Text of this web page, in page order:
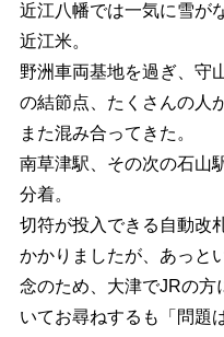
近江八幡では一気に雪が
近江米。
野洲車両基地を過ぎ、守
の結節点、たくさんの人
また混み合ってきた。
南草津駅、その次の石山
分着。
切符が投入できる自動改
かかりましたが、あっと
念のため、大津でJRの方
いてお尋ねするも「問題